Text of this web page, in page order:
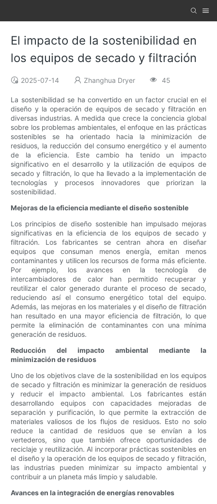
El impacto de la sostenibilidad en
los equipos de secado y filtración
2025-07-14 Zhanghua Dryer 45
La sostenibilidad se ha convertido en un factor crucial en el
diseño y la operación de equipos de secado y filtración en
diversas industrias. A medida que crece la conciencia global
sobre los problemas ambientales, el enfoque en las prácticas
sostenibles se ha orientado hacia la minimización de
residuos, la reducción del consumo energético y el aumento
de la eficiencia. Este cambio ha tenido un impacto
significativo en el desarrollo y la utilización de equipos de
secado y filtración, lo que ha llevado a la implementación de
tecnologías y procesos innovadores que priorizan la
sostenibilidad.
Mejoras de la eficiencia mediante el diseño sostenible
Los principios de diseño sostenible han impulsado mejoras
significativas en la eficiencia de los equipos de secado y
filtración. Los fabricantes se centran ahora en diseñar
equipos que consuman menos energía, emitan menos
contaminantes y utilicen los recursos de forma más eficiente.
Por ejemplo, los avances en la tecnología de
intercambiadores de calor han permitido recuperar y
reutilizar el calor generado durante el proceso de secado,
reduciendo así el consumo energético total del equipo.
Además, las mejoras en los materiales y el diseño de filtración
han resultado en una mayor eficiencia de filtración, lo que
permite la eliminación de contaminantes con una mínima
generación de residuos.
Reducción del impacto ambiental mediante la
minimización de residuos
Uno de los objetivos clave de la sostenibilidad en los equipos
de secado y filtración es minimizar la generación de residuos
y reducir el impacto ambiental. Los fabricantes están
desarrollando equipos con capacidades mejoradas de
separación y purificación, lo que permite la extracción de
materiales valiosos de los flujos de residuos. Esto no solo
reduce la cantidad de residuos que se envían a los
vertederos, sino que también ofrece oportunidades de
reciclaje y reutilización. Al incorporar prácticas sostenibles en
el diseño y la operación de los equipos de secado y filtración,
las industrias pueden minimizar su impacto ambiental y
contribuir a un planeta más limpio y saludable.
Avances en la integración de energías renovables